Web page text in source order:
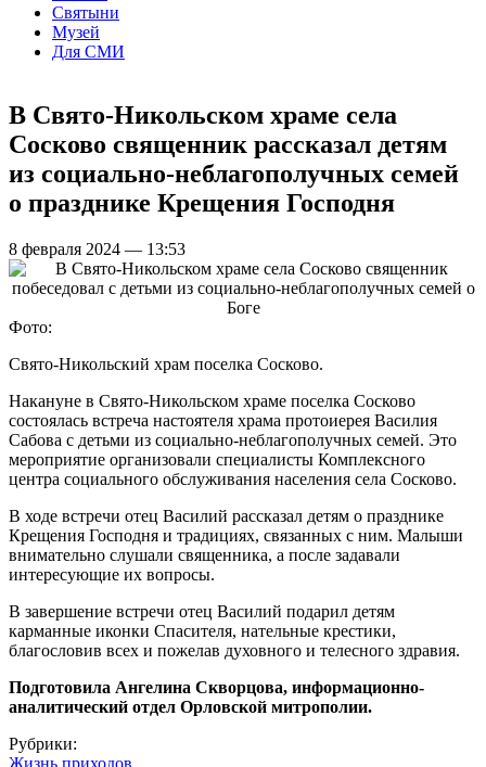
Святыни
Музей
Для СМИ
В Свято-Никольском храме села
Сосково священник рассказал детям
из социально-неблагополучных семей
о празднике Крещения Господня
8 февраля 2024 — 13:53
Фото:
Свято-Никольский храм поселка Сосково.
Накануне в Свято-Никольском храме поселка Сосково
состоялась встреча настоятеля храма протоиерея Василия
Сабова с детьми из социально-неблагополучных семей. Это
мероприятие организовали специалисты Комплексного
центра социального обслуживания населения села Сосково.
В ходе встречи отец Василий рассказал детям о празднике
Крещения Господня и традициях, связанных с ним. Малыши
внимательно слушали священника, а после задавали
интересующие их вопросы.
В завершение встречи отец Василий подарил детям
карманные иконки Спасителя, нательные крестики,
благословив всех и пожелав духовного и телесного здравия.
Подготовила Ангелина Скворцова, информационно-
аналитический отдел Орловской митрополии.
Рубрики:
Жизнь приходов